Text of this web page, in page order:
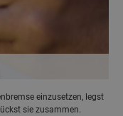
einzusetzen, legst
sie zusammen.